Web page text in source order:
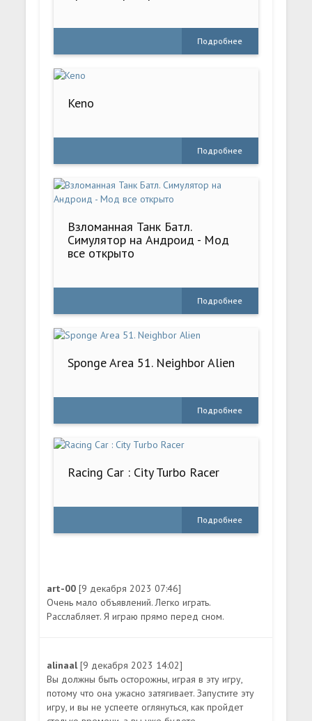
Подробнее
Keno
Подробнее
Взломанная Танк Батл.
Симулятор на Андроид - Мод
все открыто
Подробнее
Sponge Area 51. Neighbor Alien
Подробнее
Racing Car : City Turbo Racer
Подробнее
art-00[9 декабря 2023 07:46]
Очень мало объявлений. Легко играть.
Расслабляет. Я играю прямо перед сном.
alinaal[9 декабря 2023 14:02]
Вы должны быть осторожны, играя в эту игру,
потому что она ужасно затягивает. Запустите эту
игру, и вы не успеете оглянуться, как пройдет